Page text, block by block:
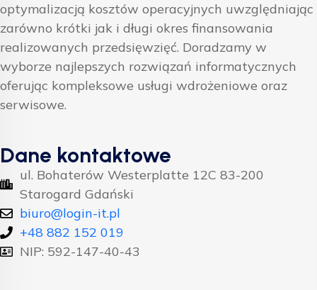
optymalizacją kosztów operacyjnych uwzględniając
zarówno krótki jak i długi okres finansowania
realizowanych przedsięwzięć. Doradzamy w
wyborze najlepszych rozwiązań informatycznych
oferując kompleksowe usługi wdrożeniowe oraz
serwisowe.
Dane kontaktowe
ul. Bohaterów Westerplatte 12C 83-200
Starogard Gdański
biuro@login-it.pl
+48 882 152 019
NIP: 592-147-40-43